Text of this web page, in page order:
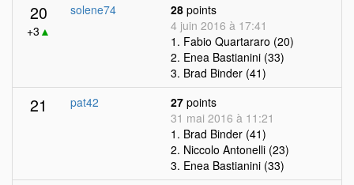
20
+3 ▲
solene74 28 points
4 juin 2016 à 17:41
1. Fabio Quartararo (20)
2. Enea Bastianini (33)
3. Brad Binder (41)
21 pat42 27 points
31 mai 2016 à 11:21
1. Brad Binder (41)
2. Niccolo Antonelli (23)
3. Enea Bastianini (33)